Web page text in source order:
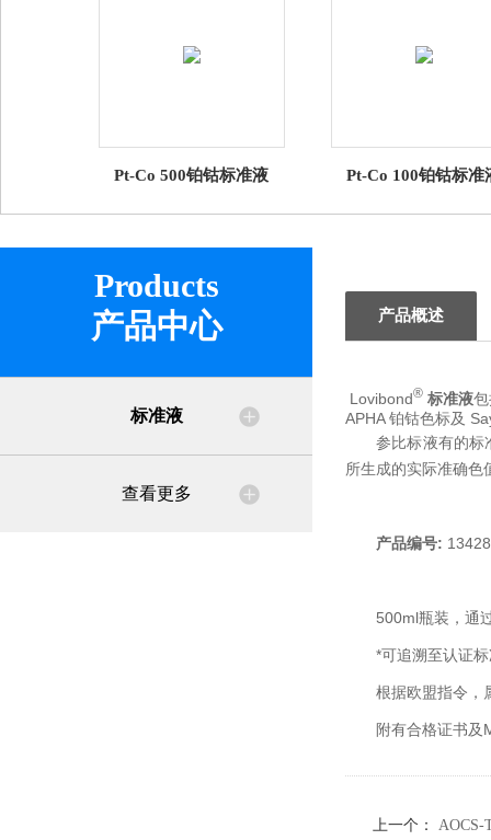
Pt-Co 500铂钴标准液 Pt-Co 100铂钴标准
Products
产品中心
标准液
查看更多
产品概述
Lovibond® 标准液
APHA 铂钴色标及
参比标液有的标
所生成的实际准确色
产品编号:
500ml瓶装，通
*可追溯至认证
根据欧盟指令，
附有合格证书及
上一个： AOCS-